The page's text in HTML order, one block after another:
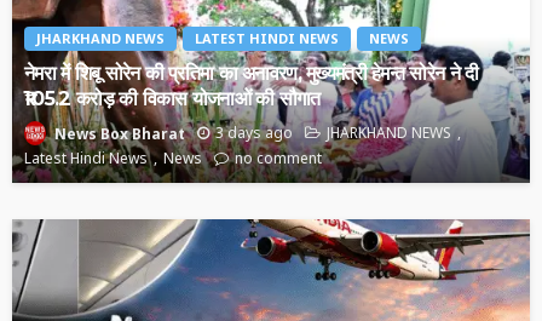
JHARKHAND NEWS LATEST HINDI NEWS NEWS
नेमरा में शिबू सोरेन की प्रतिमा का अनावरण, मुख्यमंत्री हेमन्त सोरेन ने दी
₹105.2 करोड़ की विकास योजनाओं की सौगात
News Box Bharat 3 days ago
JHARKHAND NEWS
Latest Hindi News
News no comment